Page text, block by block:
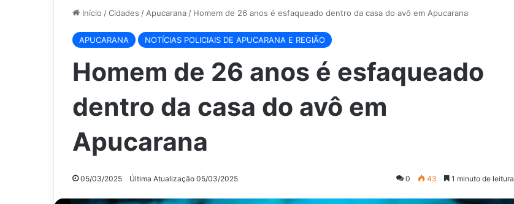
Início /Cidades / Apucarana / Homem de 26 anos é esfaqueado dentro da casa do avô em Apucarana
APUCARANA NOTÍCIAS POLICIAIS DE APUCARANA E REGIÃO
Homem de 26 anos é esfaqueado
dentro da casa do avô em
Apucarana
05/03/2025 Última Atualização 05/03/2025 0 43 1 minuto de leitura